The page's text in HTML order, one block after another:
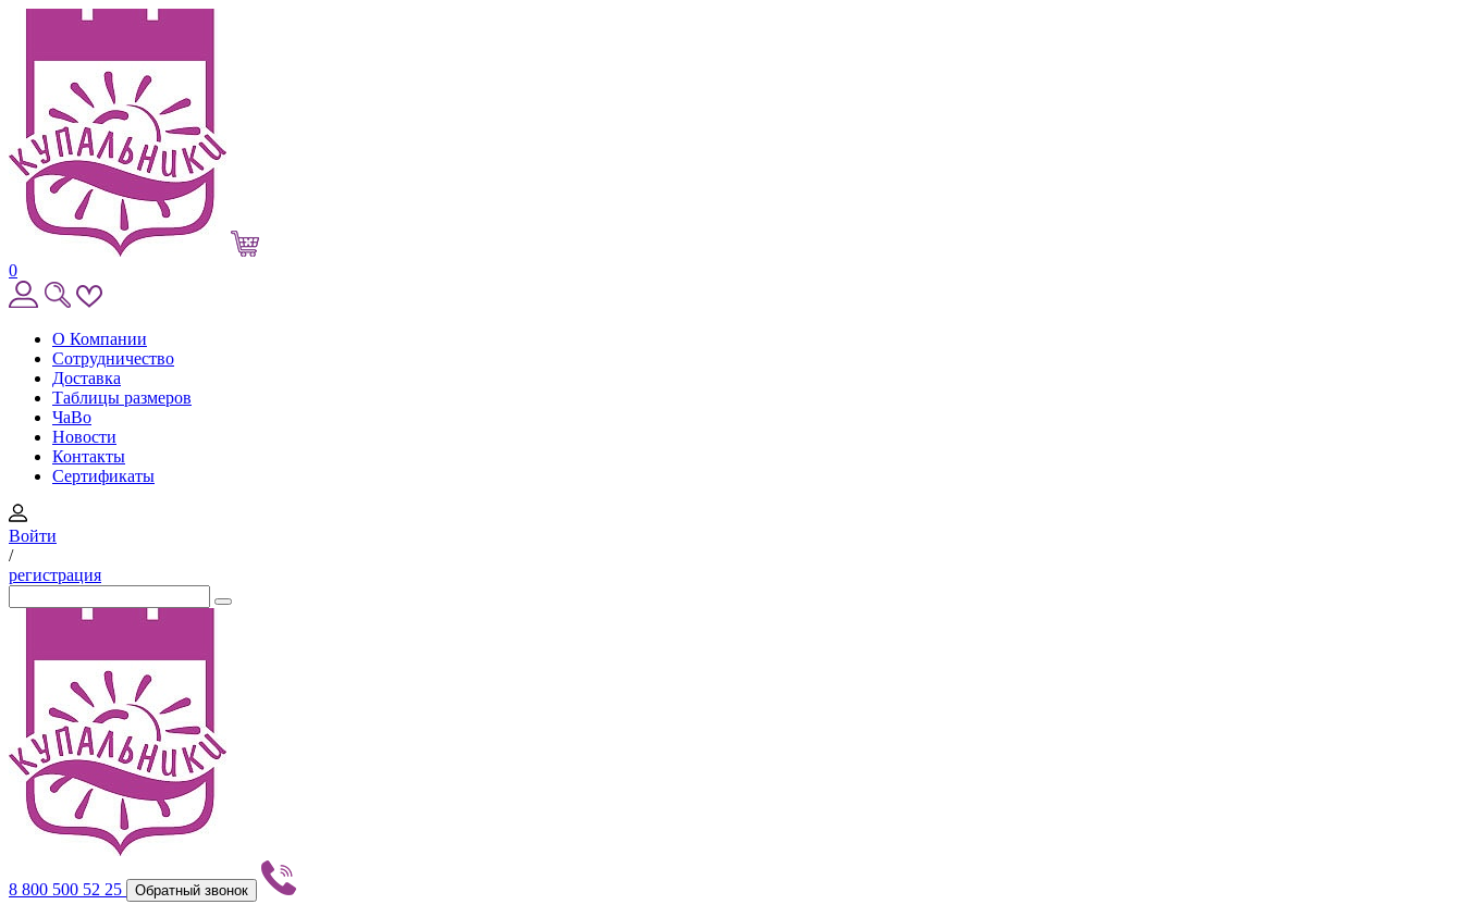
0
О Компании
Сотрудничество
Доставка
Таблицы размеров
ЧаВо
Новости
Контакты
Сертификаты
Войти
/
регистрация
8 800 500 52 25 Обратный звонок